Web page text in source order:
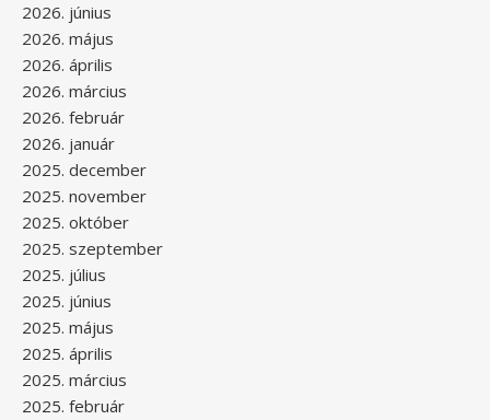
2026. június
2026. május
2026. április
2026. március
2026. február
2026. január
2025. december
2025. november
2025. október
2025. szeptember
2025. július
2025. június
2025. május
2025. április
2025. március
2025. február